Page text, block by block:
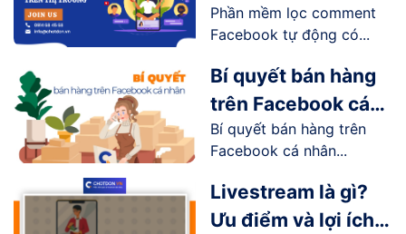
Facebook tự động
hot nhất trên thị
trường
Phần mềm lọc comment
Facebook tự động có...
Bí quyết bán hàng
trên Facebook cá
nhân hiệu quả
Bí quyết bán hàng trên
Facebook cá nhân...
Livestream là gì?
Ưu điểm và lợi ích